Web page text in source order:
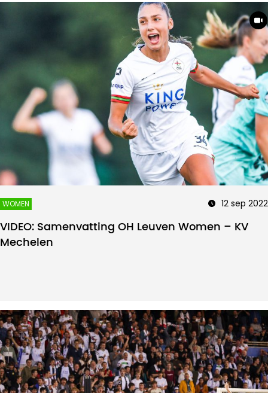
WOMEN 12 sep 2022
VIDEO: Samenvatting OH Leuven Women – KV
Mechelen